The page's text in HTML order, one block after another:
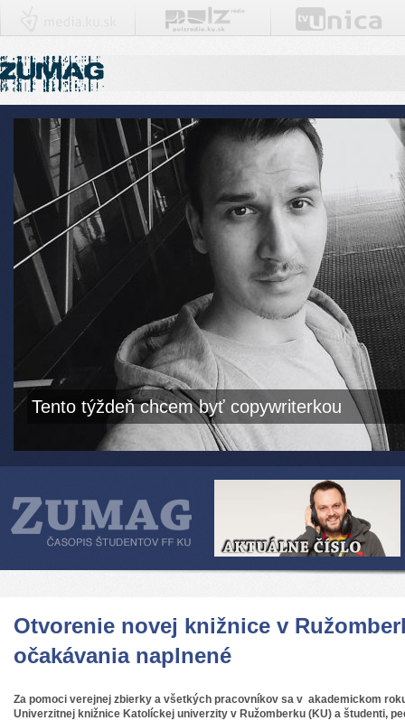
Tento týždeň chcem byť copywriterkou
Otvorenie novej knižnice v
očakávania naplnené
Za pomoci verejnej zbierky a všetkých pracovníkov sa v akademickom
Univerzitnej knižnice Katolíckej univerzity v Ružomberku (KU) a študenti,